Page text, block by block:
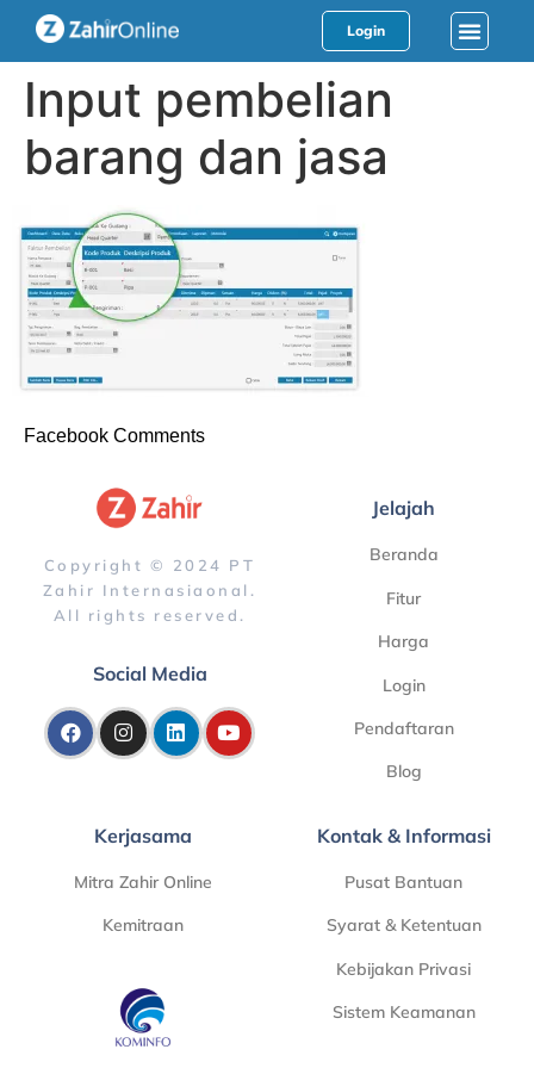
Login
Input pembelian
barang dan jasa
Facebook Comments
Copyright © 2024 PT
Zahir Internasiaonal.
All rights reserved.
Social Media
Jelajah
Beranda
Fitur
Harga
Login
Pendaftaran
Blog
Kerjasama
Mitra Zahir Online
Kemitraan
Kontak & Informasi
Pusat Bantuan
Syarat & Ketentuan
Kebijakan Privasi
Sistem Keamanan